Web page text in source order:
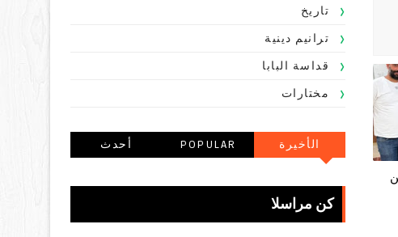
تاريخ
ترانيم دينية
قداسة البابا
مختارات
الأخيرة
POPULAR
أحدث
كن مراسلا